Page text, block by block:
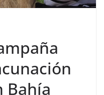
Bahía